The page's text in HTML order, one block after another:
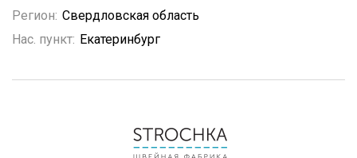
Регион: Свердловская область
Нас. пункт: Екатеринбург